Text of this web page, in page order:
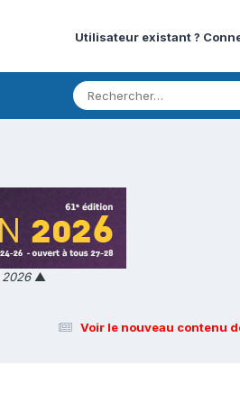
Utilisateur existant ?
▲
Voir le nouveau contenu